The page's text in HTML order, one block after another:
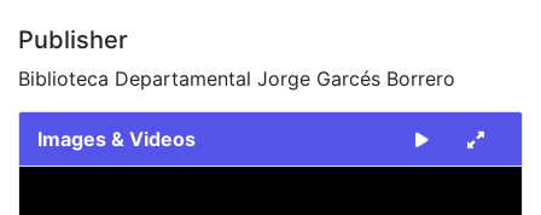
Publisher
Biblioteca Departamental Jorge Garcés Borrero
Images & Videos